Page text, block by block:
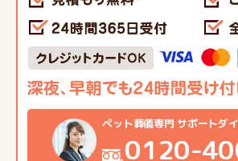
ペット葬儀専門 サポートダ
0120-